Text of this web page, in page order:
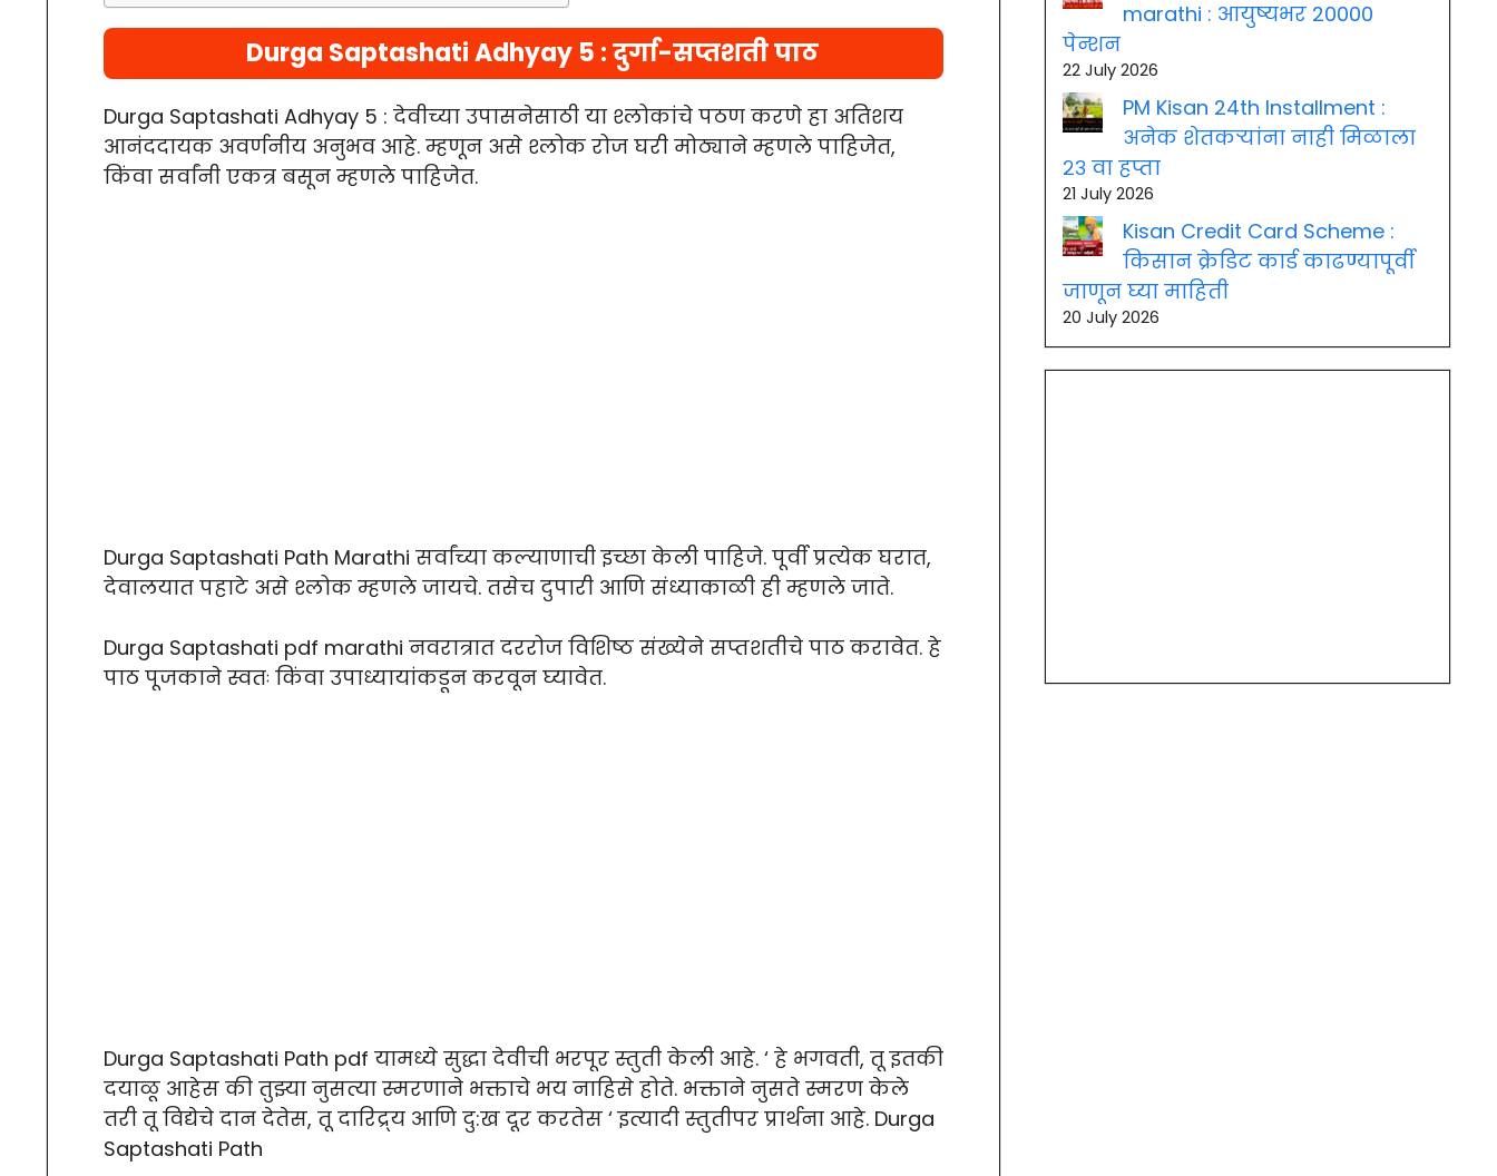
Durga Saptashati Adhyay 5 : दुर्गा-सप्तशती पाठ
Durga Saptashati Adhyay 5 : देवीच्या उपासनेसाठी या श्लोकांचे पठण करणे हा अतिशय
आनंददायक अवर्णनीय अनुभव आहे. म्हणून असे श्लोक रोज घरी मोठ्याने म्हणले पाहिजेत,
किंवा सर्वांनी एकत्र बसून म्हणले पाहिजेत.
Durga Saptashati Path Marathi सर्वांच्या कल्याणाची इच्छा केली पाहिजे. पूर्वी प्रत्येक घरात,
देवालयात पहाटे असे श्लोक म्हणले जायचे. तसेच दुपारी आणि संध्याकाळी ही म्हणले जाते.
Durga Saptashati pdf marathi नवरात्रात दररोज विशिष्ठ संख्येने सप्तशतीचे पाठ करावेत. हे
पाठ पूजकाने स्वतः किंवा उपाध्यायांकडून करवून घ्यावेत.
Durga Saptashati Path pdf यामध्ये सुद्धा देवीची भरपूर स्तुती केली आहे. ‘ हे भगवती, तू इतकी
दयाळू आहेस की तुझ्या नुसत्या स्मरणाने भक्ताचे भय नाहिसे होते. भक्ताने नुसते स्मरण केले
तरी तू विद्येचे दान देतेस, तू दारिद्र्य आणि दु:ख दूर करतेस ‘ इत्यादी स्तुतीपर प्रार्थना आहे. Durga
Saptashati Path
marathi : आयुष्यभर 20000
पेन्शन
22 July 2026
PM Kisan 24th Installment :
अनेक शेतकऱ्यांना नाही मिळाला
२३ वा हप्ता
21 July 2026
Kisan Credit Card Scheme :
किसान क्रेडिट कार्ड काढण्यापूर्वी
जाणून घ्या माहिती
20 July 2026